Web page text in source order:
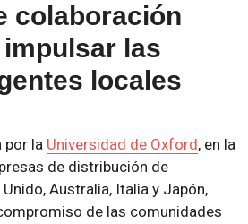
colaboración
las
locales
por la Universidad de Oxford, en la
de distribución de
Australia, Italia y Japón,
de las comunidades